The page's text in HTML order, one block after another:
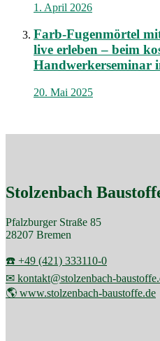
1. April 2026
Farb-Fugenmörtel
live erleben – beim
Handwerkerseminar
20. Mai 2025
Stolzenbach
Pfalzburger Straße 85
28207 Bremen
☎️ +49 (421) 333110-0
✉ kontakt@stolzenbach-
🌎 www.stolzenbach-baustoffe.de